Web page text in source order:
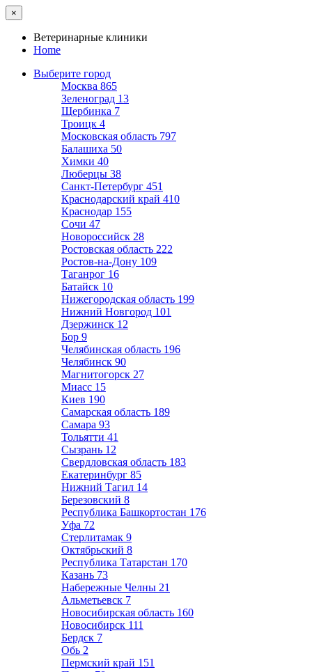
×
Ветеринарные клиники
Home
Выберите город
Москва 865
Зеленоград 13
Щербинка 7
Троицк 4
Московская область 797
Балашиха 50
Химки 40
Люберцы 38
Санкт-Петербург 451
Краснодарский край 410
Краснодар 155
Сочи 47
Новороссийск 28
Ростовская область 222
Ростов-на-Дону 109
Таганрог 16
Батайск 10
Нижегородская область 199
Нижний Новгород 101
Дзержинск 12
Бор 9
Челябинская область 196
Челябинск 90
Магнитогорск 27
Миасс 15
Киев 190
Самарская область 189
Самара 93
Тольятти 41
Сызрань 12
Свердловская область 183
Екатеринбург 85
Нижний Тагил 14
Березовский 8
Республика Башкортостан 176
Уфа 72
Стерлитамак 9
Октябрьский 8
Республика Татарстан 170
Казань 73
Набережные Челны 21
Альметьевск 7
Новосибирская область 160
Новосибирск 111
Бердск 7
Обь 2
Пермский край 151